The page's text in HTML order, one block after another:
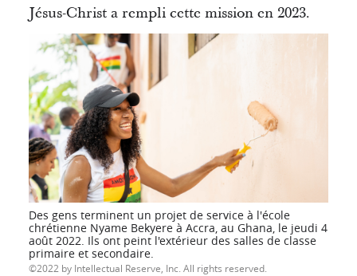
Jésus-Christ a rempli cette mission en 2023.
Des gens terminent un projet de service à l'école
chrétienne Nyame Bekyere à Accra, au Ghana, le jeudi 4
août 2022. Ils ont peint l'extérieur des salles de classe
primaire et secondaire.
2022 by Intellectual Reserve, Inc. All rights reserved.